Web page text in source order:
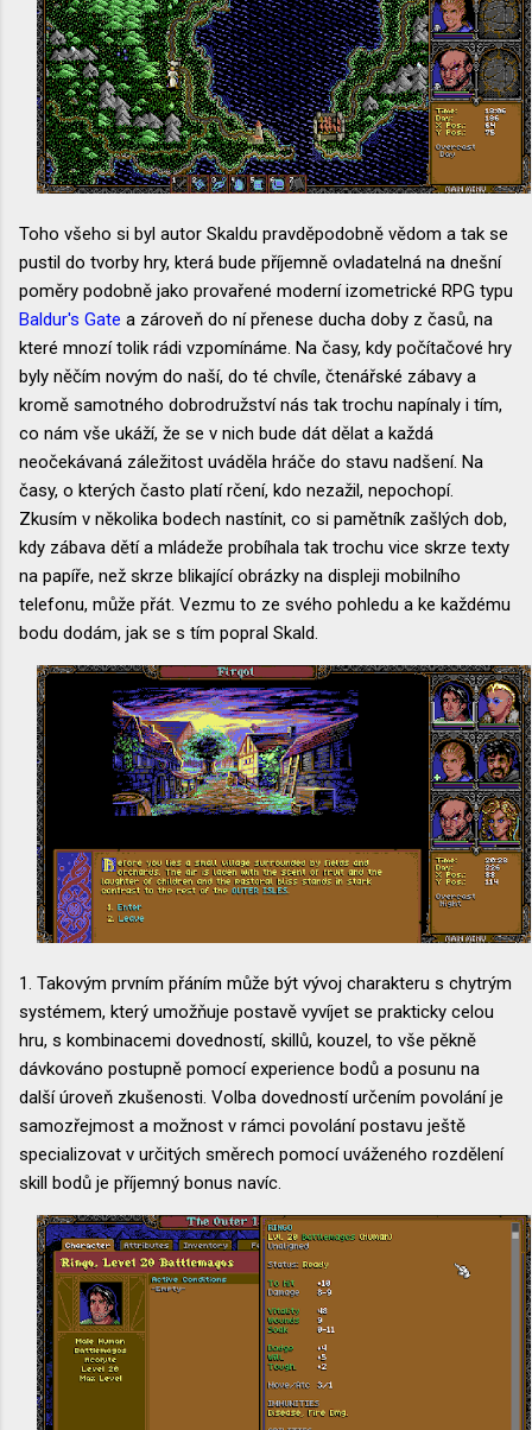
Toho všeho si byl autor Skaldu pravděpodobně vědom a tak se
pustil do tvorby hry, která bude příjemně ovladatelná na dnešní
poměry podobně jako provařené moderní izometrické RPG typu
Baldur's Gate a zároveň do ní přenese ducha doby z časů, na
které mnozí tolik rádi vzpomínáme. Na časy, kdy počítačové hry
byly něčím novým do naší, do té chvíle, čtenářské zábavy a
kromě samotného dobrodružství nás tak trochu napínaly i tím,
co nám vše ukáží, že se v nich bude dát dělat a každá
neočekávaná záležitost uváděla hráče do stavu nadšení. Na
časy, o kterých často platí rčení, kdo nezažil, nepochopí.
Zkusím v několika bodech nastínit, co si pamětník zašlých dob,
kdy zábava dětí a mládeže probíhala tak trochu vice skrze texty
na papíře, než skrze blikající obrázky na displeji mobilního
telefonu, může přát. Vezmu to ze svého pohledu a ke každému
bodu dodám, jak se s tím popral Skald.
1. Takovým prvním přáním může být vývoj charakteru s chytrým
systémem, který umožňuje postavě vyvíjet se prakticky celou
hru, s kombinacemi dovedností, skillů, kouzel, to vše pěkně
dávkováno postupně pomocí experience bodů a posunu na
další úroveň zkušenosti. Volba dovedností určením povolání je
samozřejmost a možnost v rámci povolání postavu ještě
specializovat v určitých směrech pomocí uváženého rozdělení
skill bodů je příjemný bonus navíc.